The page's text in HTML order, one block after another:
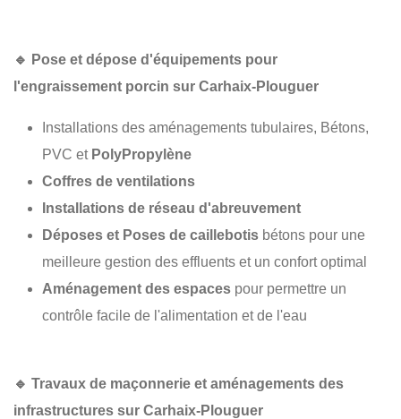
🔹 Pose et dépose d'équipements pour
l'engraissement porcin sur Carhaix-Plouguer
Installations des aménagements tubulaires, Bétons,
PVC et PolyPropylène
Coffres de ventilations
Installations de réseau d'abreuvement
Déposes et Poses de caillebotis bétons pour une
meilleure gestion des effluents et un confort optimal
Aménagement des espaces pour permettre un
contrôle facile de l'alimentation et de l'eau
🔹 Travaux de maçonnerie et aménagements des
infrastructures sur Carhaix-Plouguer